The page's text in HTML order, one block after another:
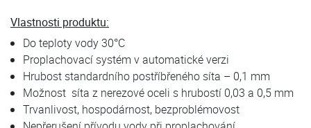
Vlastnosti produktu:
Do teploty vody 30°C
Proplachovací systém v automatické verzi
Hrubost standardního postříbřeného síta – 0,1 mm
Možnost síta z nerezové oceli s hrubostí 0,03 a 0,5 mm
Trvanlivost, hospodárnost, bezproblémovost